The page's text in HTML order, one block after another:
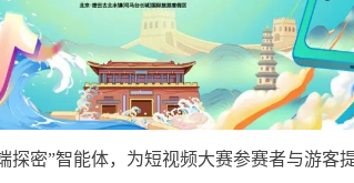
密”智能体，为短视频大赛参赛者与游客